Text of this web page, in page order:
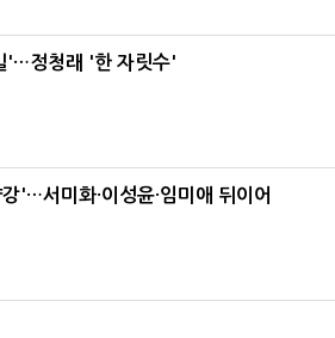
'…정청래 '한 자릿수'
'…서미화·이성윤·임미애 뒤이어